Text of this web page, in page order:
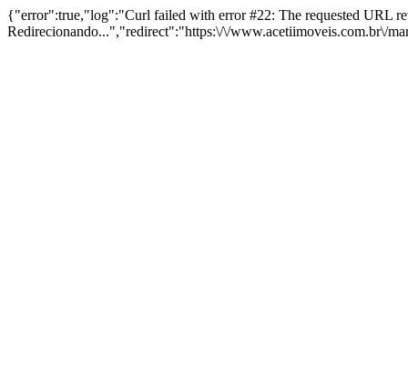
{"error":true,"log":"Curl failed with error #22: The requested URL
Redirecionando...","redirect":"https:\/\/www.acetiimoveis.com.br\/